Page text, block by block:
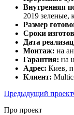
Внутренняя
2019 зеленые,
Размер
Сроки
Дата
Монтаж: на
Гарантия: на
Адрес: Киев,
Клиент:
Предыдущий проект
Про проект